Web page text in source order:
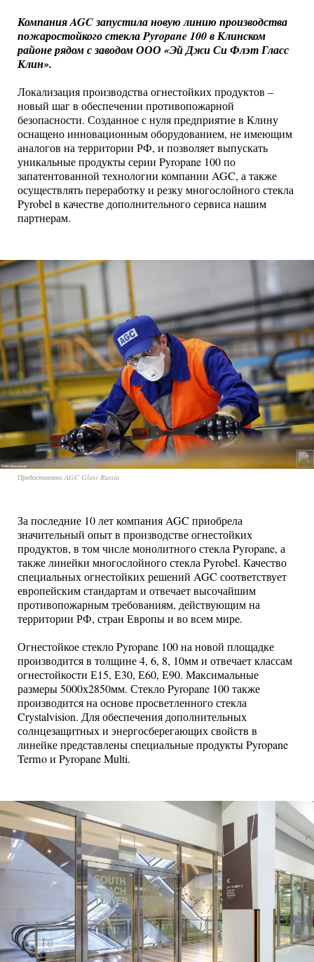
КомпанияAGCзапустила новую линию производства
пожаростойкого стеклаPyropane100 в Клинском
районе рядом с заводом ООО «Эй Джи Си Флэт Гласс
Клин».
Локализация производства огнестойких продуктов –
новый шаг в обеспечении противопожарной
безопасности. Созданное с нуля предприятие в Клину
оснащено инновационным оборудованием, не имеющим
аналогов на территории РФ, и позволяет выпускать
уникальные продукты серии Pyropane 100 по
запатентованной технологии компании AGC, а также
осуществлять переработку и резку многослойного стекла
Pyrobel в качестве дополнительного сервиса нашим
партнерам.
Предоставлено AGC Glass Russia
За последние 10 лет компания AGC приобрела
значительный опыт в производстве огнестойких
продуктов, в том числе монолитного стекла Pyropane, а
также линейки многослойного стекла Pyrobel. Качество
специальных огнестойких решений AGC соответствует
европейским стандартам и отвечает высочайшим
противопожарным требованиям, действующим на
территории РФ, стран Европы и во всем мире.
Огнестойкое стекло Pyropane 100 на новой площадке
производится в толщине 4, 6, 8, 10мм и отвечает классам
огнестойкости Е15, Е30, Е60, Е90. Максимальные
размеры 5000х2850мм. Стекло Pyropane 100 также
производится на основе просветленного стекла
Crystalvision. Для обеспечения дополнительных
солнцезащитных и энергосберегающих свойств в
линейке представлены специальные продукты Pyropane
Termo и Pyropane Multi.